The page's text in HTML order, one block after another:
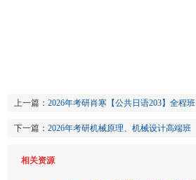
上一篇： 2026年考研肖寒【公共日语203】全程班
下一篇： 2026年考研机械原理、机械设计高端班
相关资源